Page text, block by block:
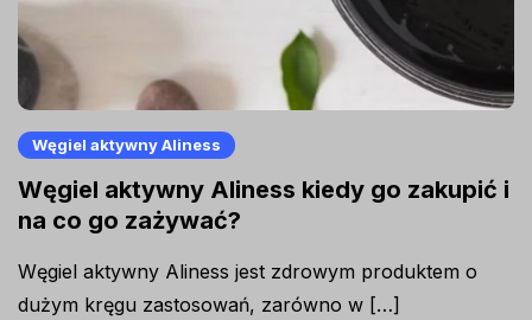
Węgiel aktywny Aliness
Węgiel aktywny Aliness kiedy go zakupić i
na co go zażywać?
Węgiel aktywny Aliness jest zdrowym produktem o
dużym kręgu zastosowań, zarówno w […]